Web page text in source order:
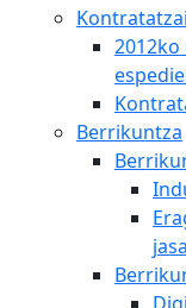
Berrikuntza